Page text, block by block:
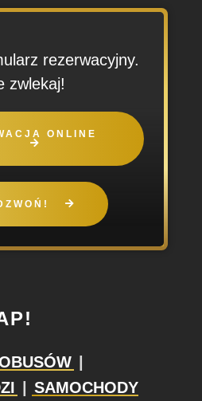
rezerwacyjny.
zwlekaj!
ONLINE
|
| SAMOCHODY